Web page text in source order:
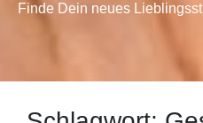
Finde Dein neues